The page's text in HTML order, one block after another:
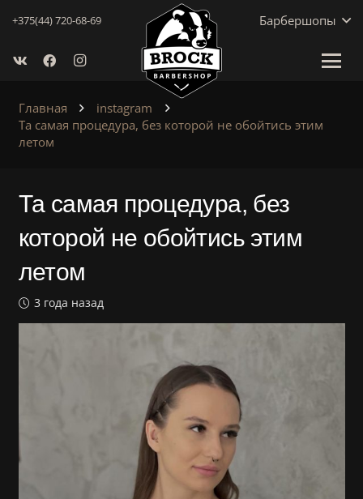
+375(44) 720-68-69 Барбершопы
Главная
instagram
Та самая процедура, без которой не обойтись этим
летом
Та самая процедура, без
которой не обойтись этим
летом
3 года назад